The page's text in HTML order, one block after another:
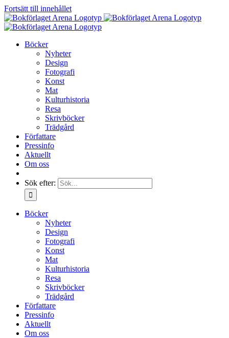
Fortsätt till innehållet
Böcker
Nyheter
Design
Fotografi
Konst
Mat
Kulturhistoria
Resa
Skrivböcker
Trädgård
Författare
Pressinfo
Aktuellt
Om oss
Sök efter:
Böcker
Nyheter
Design
Fotografi
Konst
Mat
Kulturhistoria
Resa
Skrivböcker
Trädgård
Författare
Pressinfo
Aktuellt
Om oss